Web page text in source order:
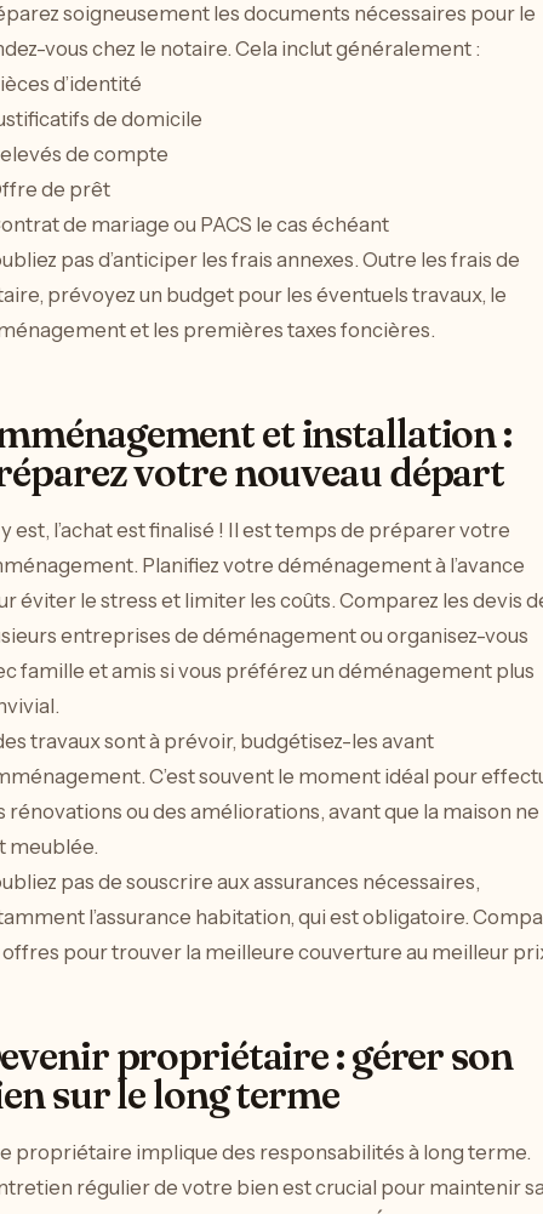
soigneusement les documents nécessaires pour le
vous chez le notaire. Cela inclut généralement :
d’identité
de domicile
de compte
de prêt
de mariage ou PACS le cas échéant
pas d’anticiper les frais annexes. Outre les frais de
prévoyez un budget pour les éventuels travaux, le
et les premières taxes foncières.
et installation :
votre nouveau départ
est, l’achat est finalisé ! Il est temps de préparer votre
Planifiez votre déménagement à l’avance
éviter le stress et limiter les coûts. Comparez les devis
entreprises de déménagement ou organisez-vous
famille et amis si vous préférez un déménagement plus
travaux sont à prévoir, budgétisez-les avant
C’est souvent le moment idéal pour
rénovations ou des améliorations, avant que la maison ne
meublée.
pas de souscrire aux assurances nécessaires,
l’assurance habitation, qui est obligatoire.
offres pour trouver la meilleure couverture au meilleur
propriétaire : gérer son
sur le long terme
propriétaire implique des responsabilités à long terme.
régulier de votre bien est crucial pour maintenir